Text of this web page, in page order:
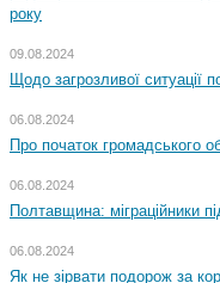
року
09.08.2024
Щодо загрозливої ситуації
06.08.2024
Про початок громадського
06.08.2024
Полтавщина: міграційники
06.08.2024
Як не зірвати подорож за